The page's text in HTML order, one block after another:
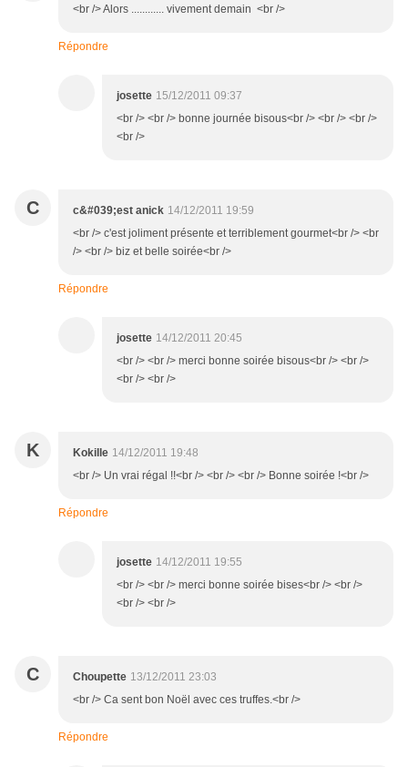
<br /> Alors ............ vivement demain <br />
Répondre
josette 15/12/2011 09:37
<br /> <br /> bonne journée bisous<br /> <br /> <br />
<br />
C c&#039;est anick 14/12/2011 19:59
<br /> c'est joliment présente et terriblement gourmet<br /> <br
/> <br /> biz et belle soirée<br />
Répondre
josette 14/12/2011 20:45
<br /> <br /> merci bonne soirée bisous<br /> <br />
<br /> <br />
K Kokille 14/12/2011 19:48
<br /> Un vrai régal !!<br /> <br /> <br /> Bonne soirée !<br />
Répondre
josette 14/12/2011 19:55
<br /> <br /> merci bonne soirée bises<br /> <br />
<br /> <br />
C Choupette 13/12/2011 23:03
<br /> Ca sent bon Noël avec ces truffes.<br />
Répondre